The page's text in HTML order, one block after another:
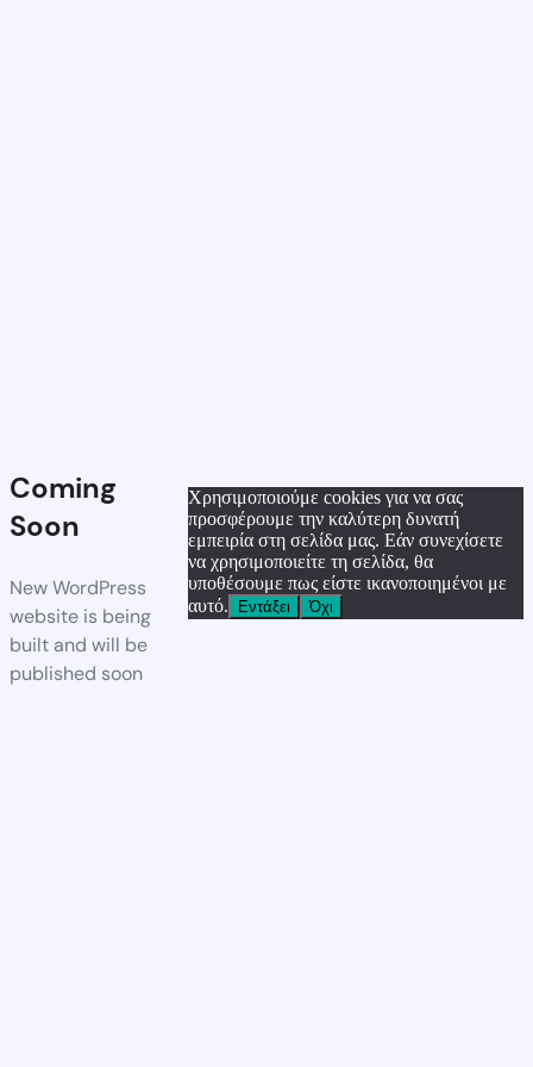
Coming
Soon
New WordPress
website is being
built and will be
published soon
Χρησιμοποιούμε cookies για να σας
προσφέρουμε την καλύτερη δυνατή
εμπειρία στη σελίδα μας. Εάν συνεχίσετε
να χρησιμοποιείτε τη σελίδα, θα
υποθέσουμε πως είστε ικανοποιημένοι με
αυτό.
Εντάξει Όχι